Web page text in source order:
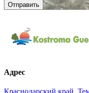
Отправить
Адрес
Краснодарский край,